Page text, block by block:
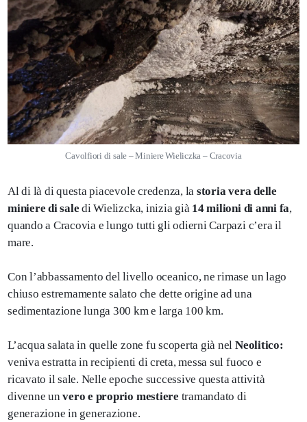
Cavolfiori di sale – Miniere Wieliczka – Cracovia
Al di là di questa piacevole credenza, la storia vera delle
miniere di sale di Wielizcka, inizia già 14 milioni di anni fa,
quando a Cracovia e lungo tutti gli odierni Carpazi c’era il
mare.
Con l’abbassamento del livello oceanico, ne rimase un lago
chiuso estremamente salato che dette origine ad una
sedimentazione lunga 300 km e larga 100 km.
L’acqua salata in quelle zone fu scoperta già nel Neolitico:
veniva estratta in recipienti di creta, messa sul fuoco e
ricavato il sale. Nelle epoche successive questa attività
divenne unvero e proprio mestiere tramandato di
generazione in generazione.